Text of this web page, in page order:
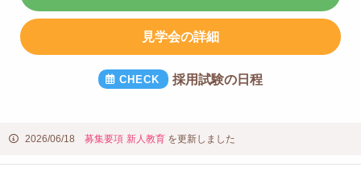
見学会の詳細
採用試験の日程
2026/06/18 募集要項 新人教育 を更新しました